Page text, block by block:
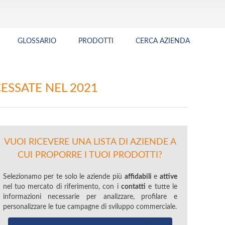
GLOSSARIO PRODOTTI CERCA AZIENDA
NEL 2021
VUOI RICEVERE UNA LISTA DI AZIENDE A
CUI PROPORRE I TUOI PRODOTTI?
Selezionamo per te solo le aziende più affidabili e attive
nel tuo mercato di riferimento, con icontatti e tutte le
informazioni necessarie per analizzare, profilare e
personalizzare le tue campagne di sviluppo commerciale.